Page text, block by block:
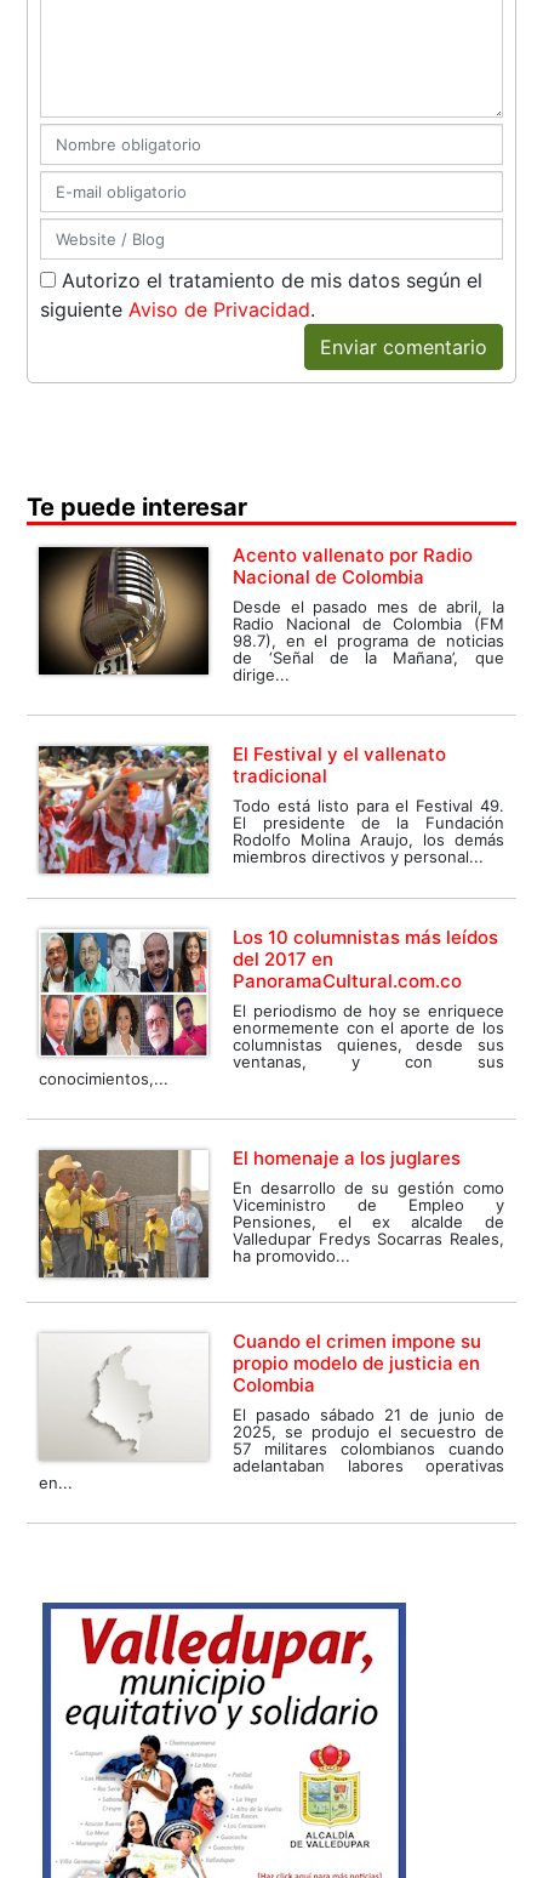
Autorizo el tratamiento de mis datos según el
siguienteAviso de Privacidad.
Enviar comentario
Te puede interesar
Acento vallenato por Radio
Nacional de Colombia
Desde el pasado mes de abril, la
Radio Nacional de Colombia (FM
98.7), en el programa de noticias
de ‘Señal de la Mañana’, que
dirige...
El Festival y el vallenato
tradicional
Todo está listo para el Festival 49.
El presidente de la Fundación
Rodolfo Molina Araujo, los demás
miembros directivos y personal...
Los 10 columnistas más leídos
del 2017 en
PanoramaCultural.com.co
El periodismo de hoy se enriquece
enormemente con el aporte de los
columnistas quienes, desde sus
ventanas, y con sus
conocimientos,...
El homenaje a los juglares
En desarrollo de su gestión como
Viceministro de Empleo y
Pensiones, el ex alcalde de
Valledupar Fredys Socarras Reales,
ha promovido...
Cuando el crimen impone su
propio modelo de justicia en
Colombia
El pasado sábado 21 de junio de
2025, se produjo el secuestro de
57 militares colombianos cuando
adelantaban labores operativas
en...